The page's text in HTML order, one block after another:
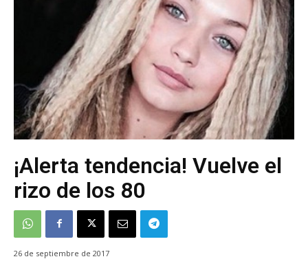
¡Alerta tendencia! Vuelve el
rizo de los 80
26 de septiembre de 2017